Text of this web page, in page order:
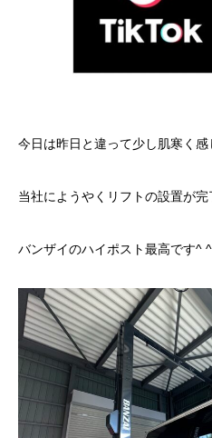
今日は昨日と違って少し肌寒く
当社にようやくリフトの設置が
バンザイのハイポスト最高です^ ^